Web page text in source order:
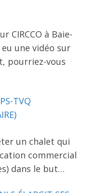
CIRCCO à Baie-
eu une vidéo sur
pourriez-vous
TVQ
un chalet qui
commercial
dans le but…